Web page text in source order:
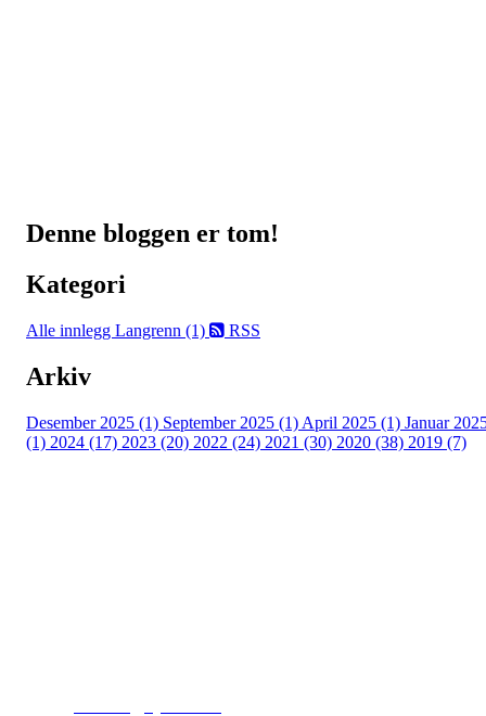
Denne bloggen er tom!
Kategori
Alle innlegg Langrenn (1) RSS
Arkiv
Desember 2025 (1) September 2025 (1) April 2025 (1) Januar
(1) 2024 (17) 2023 (20) 2022 (24) 2021 (30) 2020 (38) 2019 (7)